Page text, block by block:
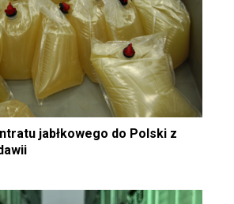
jabłkowego do Polski z